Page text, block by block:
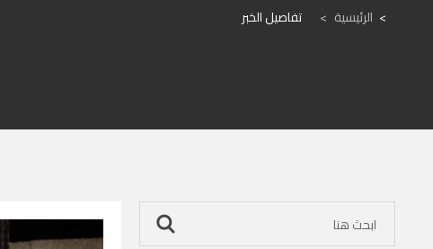
الرئيسية > تفاصيل الخبر